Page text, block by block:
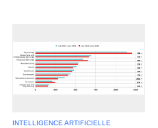
INTELLIGENCE ARTIFICIELLE